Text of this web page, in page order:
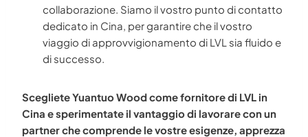
collaborazione. Siamo il vostro punto di contatto
dedicato in Cina, per garantire che il vostro
viaggio di approvvigionamento di LVL sia fluido e
di successo.
Scegliete Yuantuo Wood come fornitore di LVL in
Cina e sperimentate il vantaggio di lavorare con un
partner che comprende le vostre esigenze, apprezza